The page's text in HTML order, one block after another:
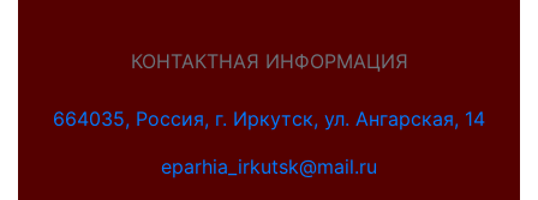
КОНТАКТНАЯ ИНФОРМАЦИЯ
664035, Россия, г. Иркутск, ул. Ангарская, 14
eparhia_irkutsk@mail.ru